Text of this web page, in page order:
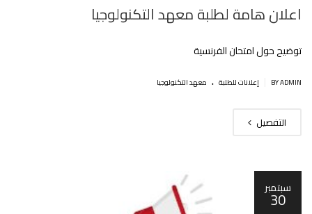
اعلان هامة لطلبة معهد التكنولوجيا
توضيح حول امتحان الفرنسية
BY ADMIN إعلانات للطلبة . معهد التكنولوجيا
التفصيل
سبتمبر
30